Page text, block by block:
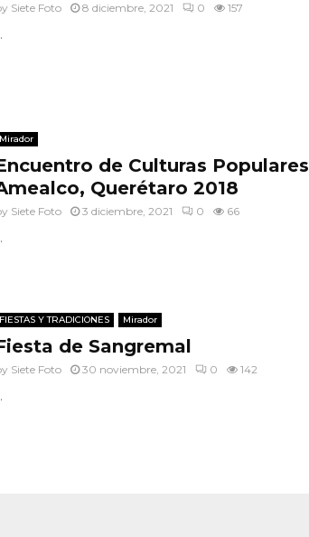
Siete Foto 8 diciembre, 2021 0 157
Mirador
de Culturas Populares
Querétaro 2018
Siete Foto 3 diciembre, 2021 0 66
FIESTAS Y TRADICIONES Mirador
de Sangremal
Siete Foto 30 noviembre, 2021 0 142